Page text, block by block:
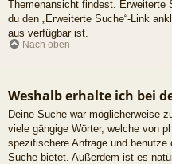
Themenansicht findest. Erweiterte
du den „Erweiterte Suche“-Link
aus verfügbar ist.
Nach oben
Weshalb erhalte ich bei
Deine Suche war möglicherweise
viele gängige Wörter, welche von
spezifischere Anfrage und
Suche bietet. Außerdem ist es